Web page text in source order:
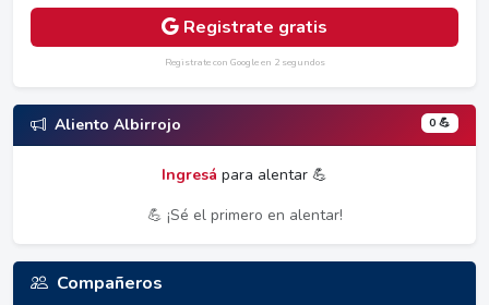
Registrate gratis
Registrate con Google en 2 segundos
Aliento Albirrojo 0 💪
Ingresá para alentar 💪
💪 ¡Sé el primero en alentar!
Compañeros